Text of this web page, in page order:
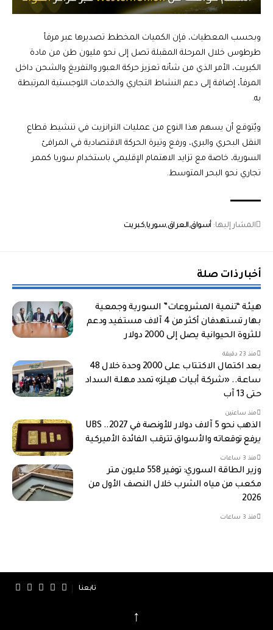
وبحسب المعطيات، فإن الكميات المخطط تصديرها عبر مرفأ
طرطوس خلال المرحلة المقبلة تصل إلى نحو مليون طن من مادة
الكبريت، الأمر الذي من شأنه تعزيز حركة العبور والتفريغ والشحن داخل
المرفأ، إضافة إلى دعم النشاط التجاري والخدمات اللوجستية المرتبطة
به.
ويُتوقع أن يسهم هذا النوع من عمليات الترانزيت في تنشيط قطاع
النقل البحري والبري، ورفع وتيرة الحركة الاقتصادية في المرافئ
السورية، خاصة مع تزايد الاهتمام الإقليمي باستخدام سوريا كممر
تجاري نحو البحر المتوسط.
المشار إليها: أسواق العراقسورياكبريت
أخبار ذات صلة
هيئة “تنمية المشروعات” السورية وجمعية
بهار تستهدفان أكثر من 4 آلاف مستفيد ودعم
للثروة الحيوانية يصل إلى 2000 دولار
منذ 23 دقيقة
بعد اكتمال الاكتتاب على 2000 وحدة خلال 48
ساعة.. «شركة أبيات هيلز» تمدد مهلة السداد
حتى 13 آب
منذ ساعتين
الذهب نحو 5 آلاف دولار للأونصة في 2027.. UBS
يرفع توقعاته والأسواق تترقب الفائدة الأميركية
منذ 3 ساعات
وزير الطاقة السوري: توفير 558 مليون متر
مكعب من مياه الشرب خلال النصف الأول من
2026
منذ 3 ساعات
تابعنا
↑